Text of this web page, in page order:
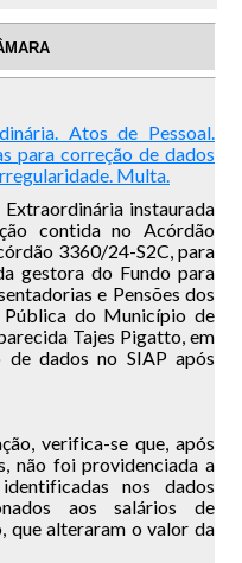
Atos de Pessoal.
para correção de dados
Multa.
instaurada
contida no Acórdão
3360/24-S2C, para
gestora do Fundo para
e Pensões dos
Pública do Município de
Tajes Pigatto, em
de dados no SIAP após
verifica-se que, após
não foi providenciada a
nos dados
aos salários de
que alteraram o valor da